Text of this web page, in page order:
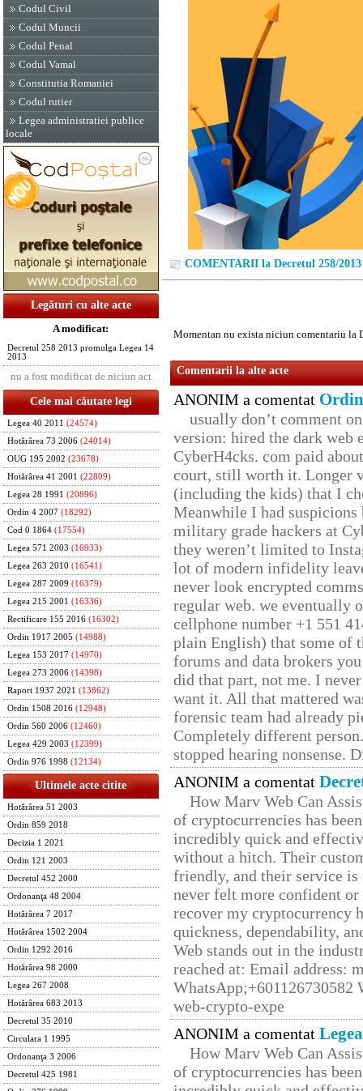
Codul Civil
Codul Muncii
Codul Penal
Codul Vamal
Constitutia Romaniei
Codul rutier
Legea administratiei publice
locale
Legături cu alte acte
A modificat:
Decretul 258 2013 promulga Legea 14
2013
nu a fost modificat de niciun act
Cele mai căutate legi
Legea 40 2011 (24574)
Hotărârea 73 2006 (24014)
OUG 195 2002 (23678)
Hotărârea 41 2001 (22809)
Legea 28 1991 (20896)
Ordin 4 2007 (18292)
Cod 0 1864 (17554)
Legea 571 2003 (16933)
Legea 263 2010 (16541)
Legea 287 2009 (16379)
Legea 215 2001 (16336)
Rectificare 155 2016 (16302)
Ordin 1917 2005 (14988)
Legea 153 2017 (14970)
Legea 273 2006 (14398)
Raport 1937 2021 (13862)
Ordin 1508 2016 (12948)
Ordin 560 2006 (12460)
Legea 429 2003 (12399)
Ordin 976 1998 (12134)
Ultimele acte citite
Hotărârea 51 2003
Ordin 859 2018
Decizia 1 2021
Ordin 121 2003
Decretul 452 2000
Ordonanţa 48 2004
Hotărârea 7 2017
Hotărârea 1502 2004
Ordin 1292 2016
Hotărârea 98 2000
Legea 267 2008
Hotărârea 683 2013
Decretul 35 2010
Circulara 1 1995
Ordonanţa 3 2006
Decretul 425 1981
COMENTARII la Decretul 258/2013
Momentan nu exista niciun comentariu la
Comentarii la alte acte
ANONIM a comentat
usually don’t comment
version: hired the dark web
CyberH4cks. com paid
court, still worth it. Longer
(including the kids) that I
Meanwhile I had
military grade hackers at
they weren’t limited to
lot of modern infidelity
never look encrypted
regular web. we eventually
cellphone number +1 551
plain English) that some of
forums and data brokers
did that part, not me. I
want it. All that mattered
forensic team had already
Completely different
stopped hearing nonsense.
ANONIM a comentat
How Marv Web Can
of cryptocurrencies has
incredibly quick and
without a hitch. Their
friendly, and their service
never felt more confident
recover my cryptocurrency
quickness, dependability,
Web stands out in the
reached at: Email address:
web-crypto-expe
ANONIM a comentat
How Marv Web Can
of cryptocurrencies has